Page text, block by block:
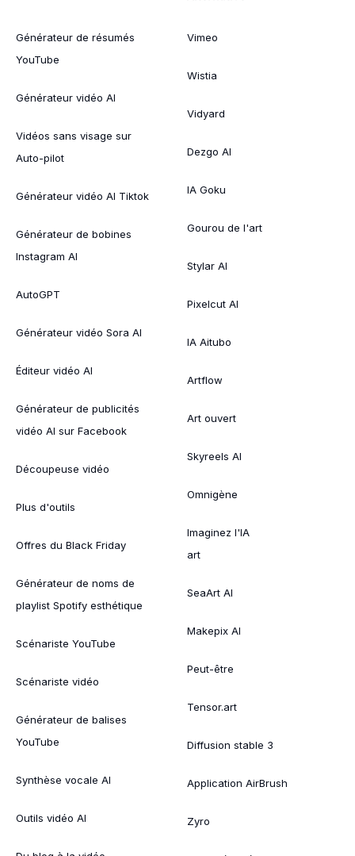
Générateur de résumés
YouTube
Générateur vidéo AI
Vidéos sans visage sur
Auto-pilot
Générateur vidéo AI Tiktok
Générateur de bobines
Instagram AI
AutoGPT
Générateur vidéo Sora AI
Éditeur vidéo AI
Générateur de publicités
vidéo AI sur Facebook
Découpeuse vidéo
Plus d'outils
Offres du Black Friday
Générateur de noms de
playlist Spotify esthétique
Scénariste YouTube
Scénariste vidéo
Générateur de balises
YouTube
Synthèse vocale AI
Outils vidéo AI
Vimeo
Wistia
Vidyard
Dezgo AI
IA Goku
Gourou de l'art
Stylar AI
Pixelcut AI
IA Aitubo
Artflow
Art ouvert
Skyreels AI
Omnigène
Imaginez l'IA
art
SeaArt AI
Makepix AI
Peut-être
Tensor.art
Diffusion stable 3
Application AirBrush
Zyro